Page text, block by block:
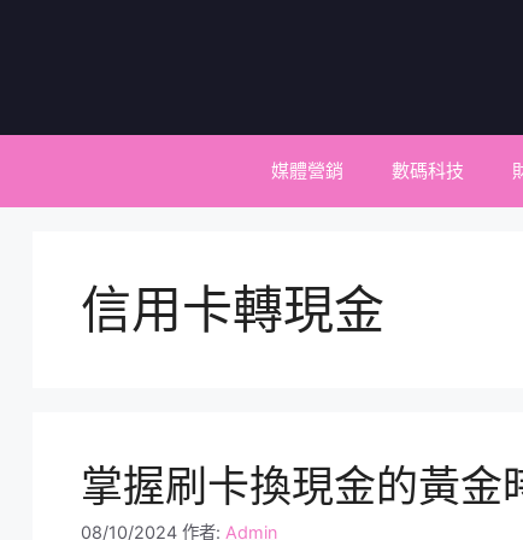
內
媒體營銷 數碼科技
信用卡轉現金
掌握刷卡換現金的黃金
08/10/2024 作者: Admin